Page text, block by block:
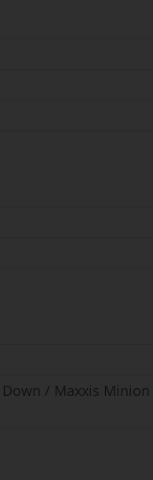
/ Maxxis Minion